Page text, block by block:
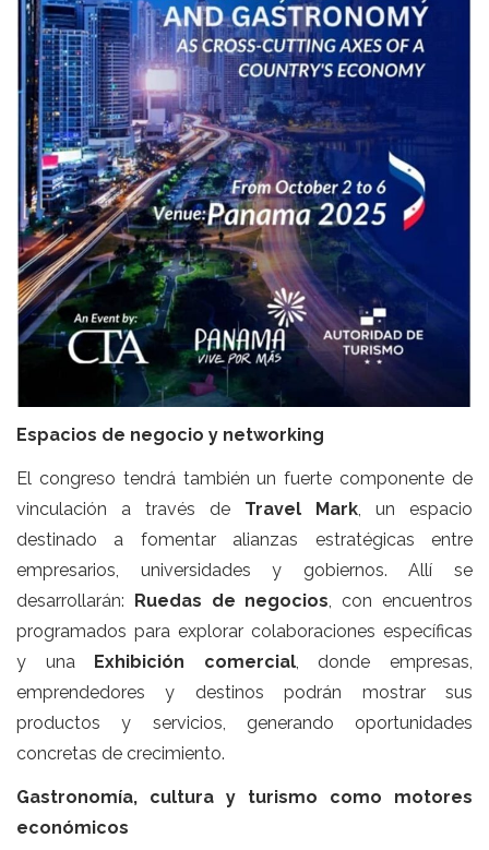
Espacios de negocio y networking
El congreso tendrá también un fuerte componente de
vinculación a través de Travel Mark, un espacio
destinado a fomentar alianzas estratégicas entre
empresarios, universidades y gobiernos. Allí se
desarrollarán:
Ruedas de negocios, con encuentros
programados para explorar colaboraciones específicas
y una
Exhibición comercial, donde empresas,
emprendedores y destinos podrán mostrar sus
productos y servicios, generando oportunidades
concretas de crecimiento.
Gastronomía, cultura y turismo como motores
económicos